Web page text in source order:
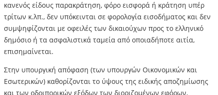
κανενός είδους παρακράτηση, φόρο εισφορά ή κράτηση υπέρ
τρίτων κ.λπ., δεν υπόκεινται σε φορολογία εισοδήματος και δεν
συμψηφίζονται με οφειλές των δικαιούχων προς το ελληνικό
δημόσιο ή τα ασφαλιστικά ταμεία από οποιαδήποτε αιτία,
επισημαίνεται.
Στην υπουργική απόφαση (των υπουργών Οικονομικών και
Εσωτερικών) καθορίζονται το ύψους της ειδικής αποζημίωσης
και των οδοιπορικών εξόδων των διοριζομένων εφόρων,